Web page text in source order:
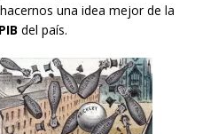
una idea mejor de la
del país.